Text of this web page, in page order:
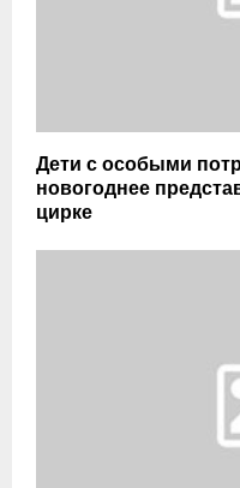
Дети с особыми
новогоднее
цирке